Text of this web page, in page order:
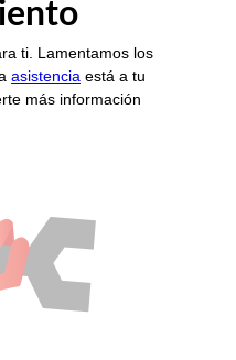
ti. Lamentamos los
asistencia está a tu
más información